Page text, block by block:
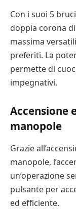
Con i suoi 5
doppia corona di
massima
preferiti. La
permette di
impegnativi.
Accensione
manopole
Grazie
manopole,
un’operazione
pulsante per
ed efficiente.